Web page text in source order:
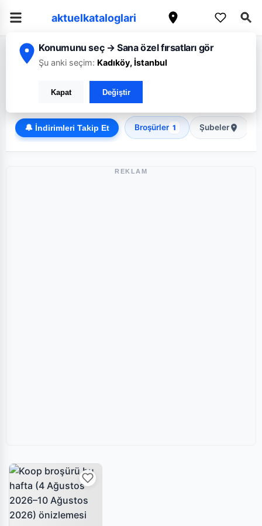
aktuelkataloglari
Konumunu seç → Sana özel fırsatları gör
Şu anki seçim: Kadıköy, İstanbul
Kapat Değiştir
Ana Sayfa/Karaman /Koop
Discount
🔔 İndirimleri Takip Et Broşürler 1 Şubeler
REKLAM